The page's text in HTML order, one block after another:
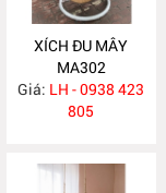
XÍCH ĐU MÂY
MA302
Giá: LH - 0938 423
805